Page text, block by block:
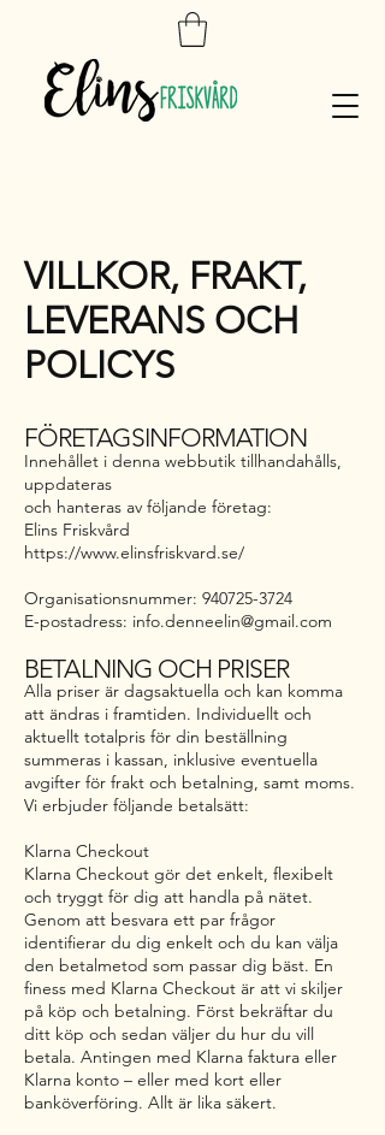
VILLKOR, FRAKT,
LEVERANS OCH
POLICYS
FÖRETAGSINFORMATION
Innehållet i denna webbutik tillhandahålls,
uppdateras
och hanteras av följande företag:
Elins Friskvård
https://www.elinsfriskvard.se/
Organisationsnummer: 940725-3724
E-postadress: info.denneelin@gmail.com
BETALNING OCH PRISER
Alla priser är dagsaktuella och kan komma
att ändras i framtiden. Individuellt och
aktuellt totalpris för din beställning
summeras i kassan, inklusive eventuella
avgifter för frakt och betalning, samt moms.
Vi erbjuder följande betalsätt:
Klarna Checkout
Klarna Checkout gör det enkelt, flexibelt
och tryggt för dig att handla på nätet.
Genom att besvara ett par frågor
identifierar du dig enkelt och du kan välja
den betalmetod som passar dig bäst. En
finess med Klarna Checkout är att vi skiljer
på köp och betalning. Först bekräftar du
ditt köp och sedan väljer du hur du vill
betala. Antingen med Klarna faktura eller
Klarna konto – eller med kort eller
banköverföring. Allt är lika säkert.